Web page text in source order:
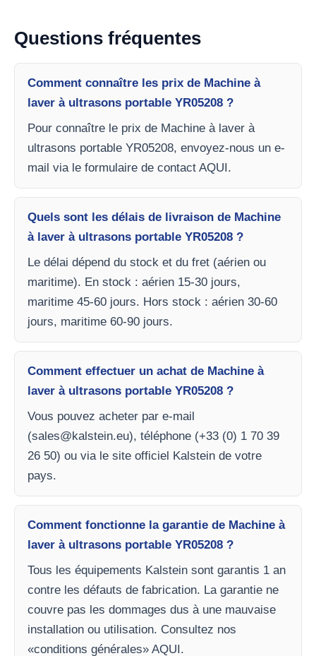
Questions fréquentes
Comment connaître les prix de Machine à
laver à ultrasons portable YR05208 ?
Pour connaître le prix de Machine à laver à
ultrasons portable YR05208, envoyez-nous un e-
mail via le formulaire de contact AQUI.
Quels sont les délais de livraison de Machine
à laver à ultrasons portable YR05208 ?
Le délai dépend du stock et du fret (aérien ou
maritime). En stock : aérien 15-30 jours,
maritime 45-60 jours. Hors stock : aérien 30-60
jours, maritime 60-90 jours.
Comment effectuer un achat de Machine à
laver à ultrasons portable YR05208 ?
Vous pouvez acheter par e-mail
(sales@kalstein.eu), téléphone (+33 (0) 1 70 39
26 50) ou via le site officiel Kalstein de votre
pays.
Comment fonctionne la garantie de Machine à
laver à ultrasons portable YR05208 ?
Tous les équipements Kalstein sont garantis 1 an
contre les défauts de fabrication. La garantie ne
couvre pas les dommages dus à une mauvaise
installation ou utilisation. Consultez nos
«conditions générales» AQUI.